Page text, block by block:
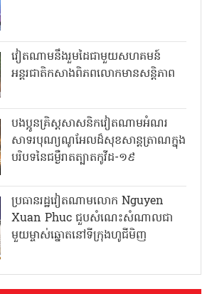
វៀតណាមនឹងរួមដៃជាមួយសហគមន៍
អន្តរជាតិកសាងពិភពលោកមានសន្តិភាព
បងប្អូនគ្រិស្តសាសនិកវៀតណាមអំណរ
សាទរបុណ្យណូអែលដ៏សុខសាន្តត្រាណក្នុង
បរិបទនៃជម្ងឺរាតត្បាតកូវីដ-១៩
ប្រធានរដ្ឋវៀតណាមលោក Nguyen
Xuan Phuc ជួបសំណេះសំណាលជា
មួយម្ចាស់ឆ្នោតនៅទីក្រុងហូជីមិញ